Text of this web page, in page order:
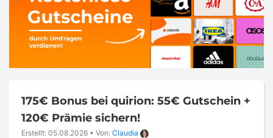
175€ Bonus bei quirion: 55€ Gutschein +
120€ Prämie sichern!
Erstellt: 05.08.2026 • Von: Claudia